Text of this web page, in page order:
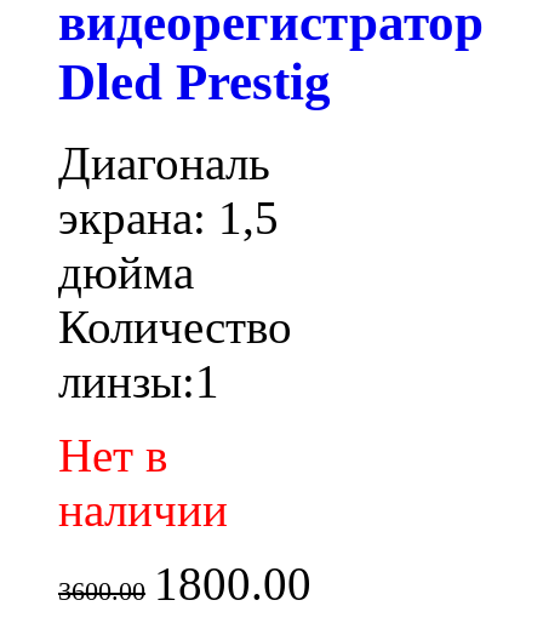
видеорегистратор
Dled Prestig
Диагональ
экрана: 1,5
дюйма
Количество
линзы:1
Нет в
наличии
3600.00 1800.00